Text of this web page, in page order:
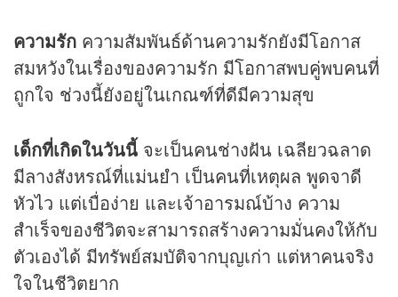
ความรัก ความสัมพันธ์ด้านความรักยังมีโอกาส
สมหวังในเรื่องของความรัก มีโอกาสพบคู่พบคนที่
ถูกใจ ช่วงนี้ยังอยู่ในเกณฑ์ที่ดีมีความสุข
เด็กที่เกิดในวันนี้ จะเป็นคนช่างฝัน เฉลียวฉลาด
มีลางสังหรณ์ที่แม่นยำ เป็นคนที่เหตุผล พูดจาดี
หัวไว แต่เบื่อง่าย และเจ้าอารมณ์บ้าง ความ
สำเร็จของชีวิตจะสามารถสร้างความมั่นคงให้กับ
ตัวเองได้ มีทรัพย์สมบัติจากบุญเก่า แต่หาคนจริง
ใจในชีวิตยาก